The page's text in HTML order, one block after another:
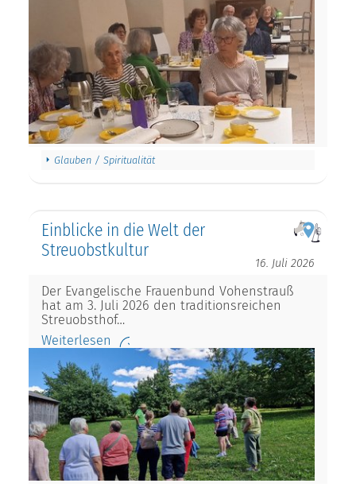
Glauben / Spiritualität
Einblicke in die Welt der
Streuobstkultur
16. Juli 2026
Der Evangelische Frauenbund Vohenstrauß
hat am 3. Juli 2026 den traditionsreichen
Streuobsthof…
Weiterlesen